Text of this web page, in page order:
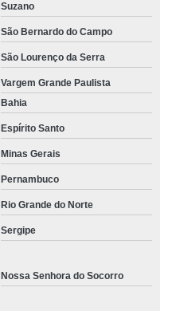
Suzano
São Bernardo do Campo
São Lourenço da Serra
Vargem Grande Paulista
Bahia
Espírito Santo
Minas Gerais
Pernambuco
Rio Grande do Norte
Sergipe
Nossa Senhora do Socorro